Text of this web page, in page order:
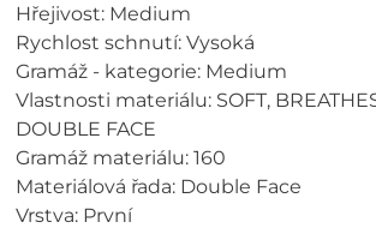
Hřejivost: Medium
Rychlost schnutí: Vysoká
Gramáž - kategorie: Medium
Vlastnosti materiálu: SOFT,
DOUBLE FACE
Gramáž materiálu: 160
Materiálová řada: Double Face
Vrstva: První